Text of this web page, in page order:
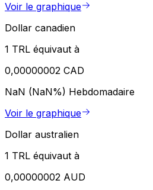
Voir le graphique
Dollar canadien
1 TRL équivaut à
0,00000002 CAD
NaN (NaN%) Hebdomadaire
Voir le graphique
Dollar australien
1 TRL équivaut à
0,00000002 AUD